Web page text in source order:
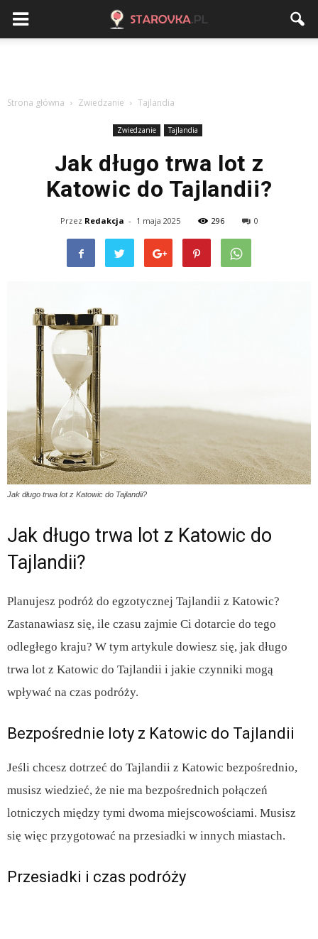
Strona główna Zwiedzanie Tajlandia
Zwiedzanie Tajlandia
Jak długo trwa lot z
Katowic do Tajlandii?
Przez Redakcja - 1 maja 2025 296 0
Jak długo trwa lot z Katowic do Tajlandii?
Jak długo trwa lot z Katowic do
Tajlandii?
Planujesz podróż do egzotycznej Tajlandii z Katowic?
Zastanawiasz się, ile czasu zajmie Ci dotarcie do tego
odległego kraju? W tym artykule dowiesz się, jak długo
trwa lot z Katowic do Tajlandii i jakie czynniki mogą
wpływać na czas podróży.
Bezpośrednie loty z Katowic do Tajlandii
Jeśli chcesz dotrzeć do Tajlandii z Katowic bezpośrednio,
musisz wiedzieć, że nie ma bezpośrednich połączeń
lotniczych między tymi dwoma miejscowościami. Musisz
się więc przygotować na przesiadki w innych miastach.
Przesiadki i czas podróży